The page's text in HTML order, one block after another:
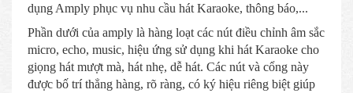
dụng Amply phục vụ nhu cầu hát Karaoke, thông báo,...
Phần dưới của amply là hàng loạt các nút điều chỉnh âm sắc
micro, echo, music, hiệu ứng sử dụng khi hát Karaoke cho
giọng hát mượt mà, hát nhẹ, dễ hát. Các nút và cổng này
được bố trí thẳng hàng, rõ ràng, có ký hiệu riêng biệt giúp